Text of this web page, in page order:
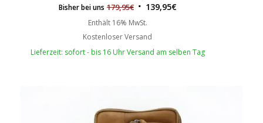
Bisher bei uns 179,95€ 139,95€
Enthält 16% MwSt.
Kostenloser Versand
Lieferzeit: sofort - bis 16 Uhr Versand am selben Tag